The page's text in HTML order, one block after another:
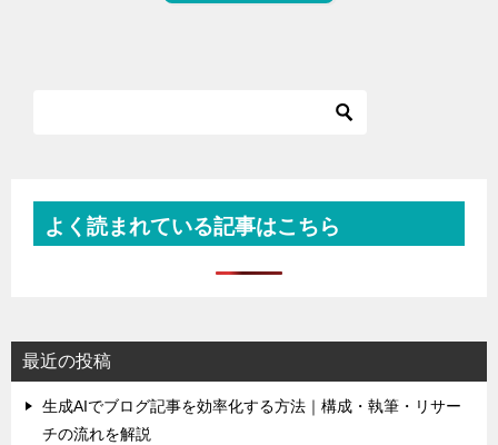
よく読まれている記事はこちら
最近の投稿
生成AIでブログ記事を効率化する方法｜構成・執筆・リサー
チの流れを解説